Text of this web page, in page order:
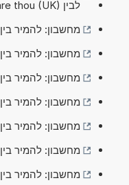
לבין Square thou (UK))
מחשבון: להמיר בין ca לבין ab (סנטיאר לבין אטובארן)
מחשבון: להמיר בין ca לבין fb (סנטיאר לבין פמטובארן)
מחשבון: להמיר בין ca לבין pb (סנטיאר לבין פיקובארן)
מחשבון: להמיר בין ca לבין nb (סנטיאר לבין ננובארן)
מחשבון: להמיר בין ca לבין µb (סנטיאר לבין מיקרובארן)
מחשבון: להמיר בין ca לבין mb (סנטיאר לבין מיליבארן)
מחשבון: להמיר בין ca לבין b (סנטיאר לבין בארן)